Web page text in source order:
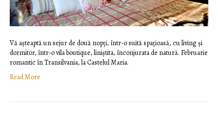
Vă așteaptă un sejur de două nopți, într-o suită spațioasă, cu living și
dormitor, într-o vila boutique, liniștita, înconjurata de natură. Februarie
romantic în Transilvania, la Castelul Maria.
Read More